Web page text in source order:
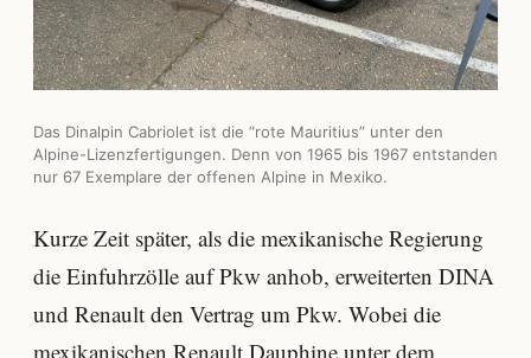
Das Dinalpin Cabriolet ist die “rote Mauritius” unter den
Alpine-Lizenzfertigungen. Denn von 1965 bis 1967 entstanden
nur 67 Exemplare der offenen Alpine in Mexiko.
Kurze Zeit später, als die mexikanische Regierung
die Einfuhrzölle auf Pkw anhob, erweiterten DINA
und Renault den Vertrag um Pkw. Wobei die
mexikanischen Renault Dauphine unter dem